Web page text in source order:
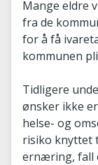
Mange eldre
fra de
for å få
kommunen
Tidligere
ønsker ikke
helse- og
risiko knyttet
ernæring, fall